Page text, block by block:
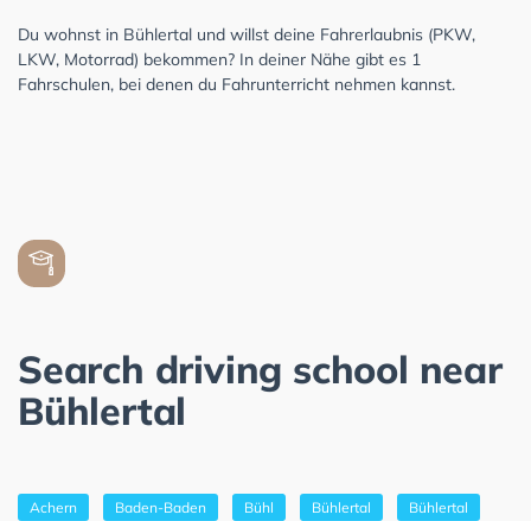
Du wohnst in Bühlertal und willst deine Fahrerlaubnis (PKW,
LKW, Motorrad) bekommen? In deiner Nähe gibt es 1
Fahrschulen, bei denen du Fahrunterricht nehmen kannst.
Search driving school near
Bühlertal
Achern Baden-Baden Bühl Bühlertal Bühlertal